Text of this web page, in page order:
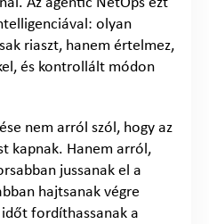
olyan
riaszt, hanem értelmez,
és kontrollált módon
nem arról szól, hogy az
kapnak. Hanem arról,
jussanak el a
hajtsanak végre
fordíthassanak a